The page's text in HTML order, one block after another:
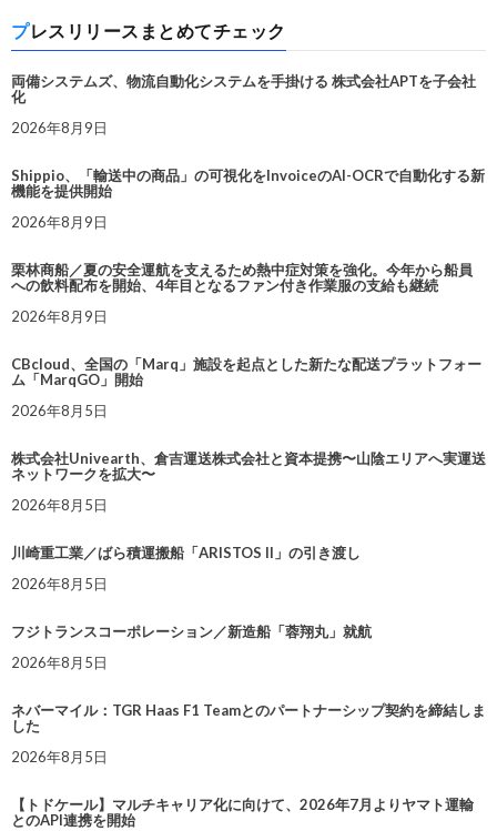
プレスリリースまとめてチェック
両備システムズ、物流自動化システムを手掛ける 株式会社APTを子会社
化
2026年8月9日
Shippio、「輸送中の商品」の可視化をInvoiceのAI-OCRで自動化する新
機能を提供開始
2026年8月9日
栗林商船／夏の安全運航を支えるため熱中症対策を強化。今年から船員
への飲料配布を開始、4年目となるファン付き作業服の支給も継続
2026年8月9日
CBcloud、全国の「Marq」施設を起点とした新たな配送プラットフォー
ム「MarqGO」開始
2026年8月5日
株式会社Univearth、倉吉運送株式会社と資本提携〜山陰エリアへ実運送
ネットワークを拡大〜
2026年8月5日
川崎重工業／ばら積運搬船「ARISTOS II」の引き渡し
2026年8月5日
フジトランスコーポレーション／新造船「蓉翔丸」就航
2026年8月5日
ネバーマイル：TGR Haas F1 Teamとのパートナーシップ契約を締結しま
した
2026年8月5日
【トドケール】マルチキャリア化に向けて、2026年7月よりヤマト運輸
とのAPI連携を開始